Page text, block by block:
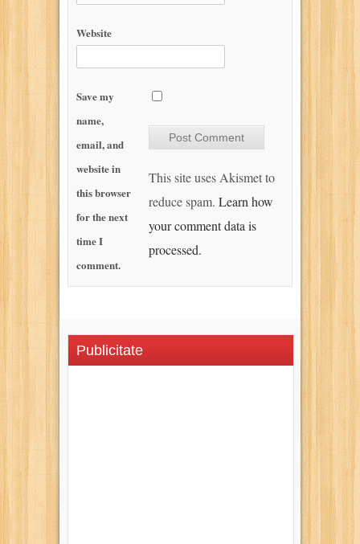
Website
Save my
name,
email, and
website in
this browser
for the next
time I
comment.
This site uses Akismet to
reduce spam. Learn how
your comment data is
processed.
Publicitate